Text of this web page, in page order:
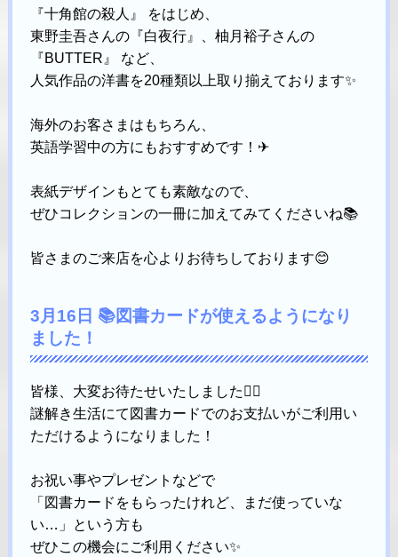
『十角館の殺人』 をはじめ、
東野圭吾さんの『白夜行』、柚月裕子さんの
『BUTTER』 など、
人気作品の洋書を20種類以上取り揃えております✨
海外のお客さまはもちろん、
英語学習中の方にもおすすめです！✈
表紙デザインもとても素敵なので、
ぜひコレクションの一冊に加えてみてくださいね📚
皆さまのご来店を心よりお待ちしております😊
3月16日 📚図書カードが使えるようになり
ました！
皆様、大変お待たせいたしました🙇‍♀️
謎解き生活にて図書カードでのお支払いがご利用い
ただけるようになりました！
お祝い事やプレゼントなどで
「図書カードをもらったけれど、まだ使っていな
い…」という方も
ぜひこの機会にご利用ください✨